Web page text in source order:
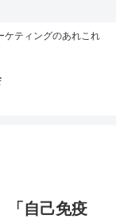
ケティングのあれこれ
「自己免疫